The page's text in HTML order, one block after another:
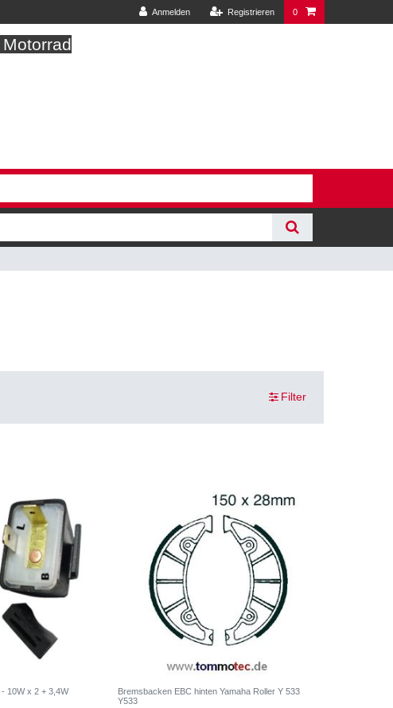
Anmelden Registrieren 0
Filter
10W x 2 + 3,4W
Bremsbacken EBC hinten Yamaha Roller Y 533
Y533